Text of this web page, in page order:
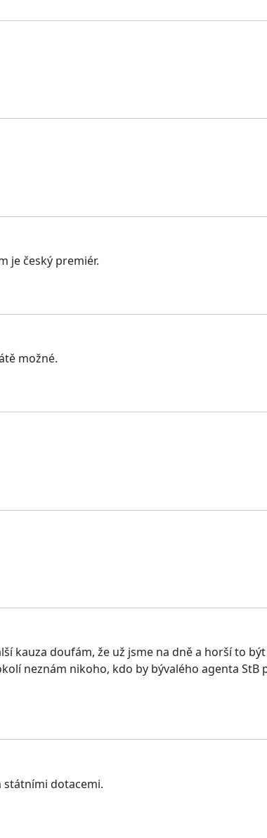
je český premiér.
možné.
kauza doufám, že už jsme na dně a horší to
neznám nikoho, kdo by bývalého agenta
státními dotacemi.